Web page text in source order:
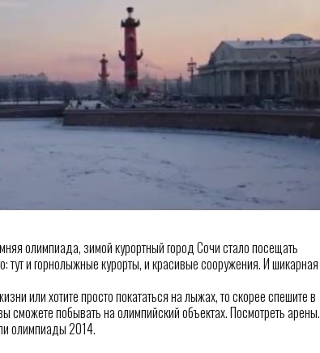
олимпиада, зимой курортный город Сочи стало посещать
тут и горнолыжные курорты, и красивые сооружения. И шикарная
или хотите просто покататься на лыжах, то скорее спешите в
сможете побывать на олимпийский объектах. Посмотреть арены.
олимпиады 2014.